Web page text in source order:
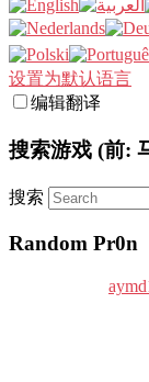
设置为默认语言
编辑翻译
搜索游戏 (前:
搜索
Random Pr0n